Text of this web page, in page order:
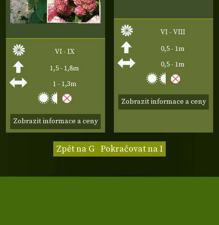
VI - IX
1,5 - 1,8m
1 - 1,3m
Zobrazit informace a ceny
VI - VIII
0,5 - 1m
0,5 - 1m
Zobrazit informace a ceny
Zpět na G Pokračovat na I